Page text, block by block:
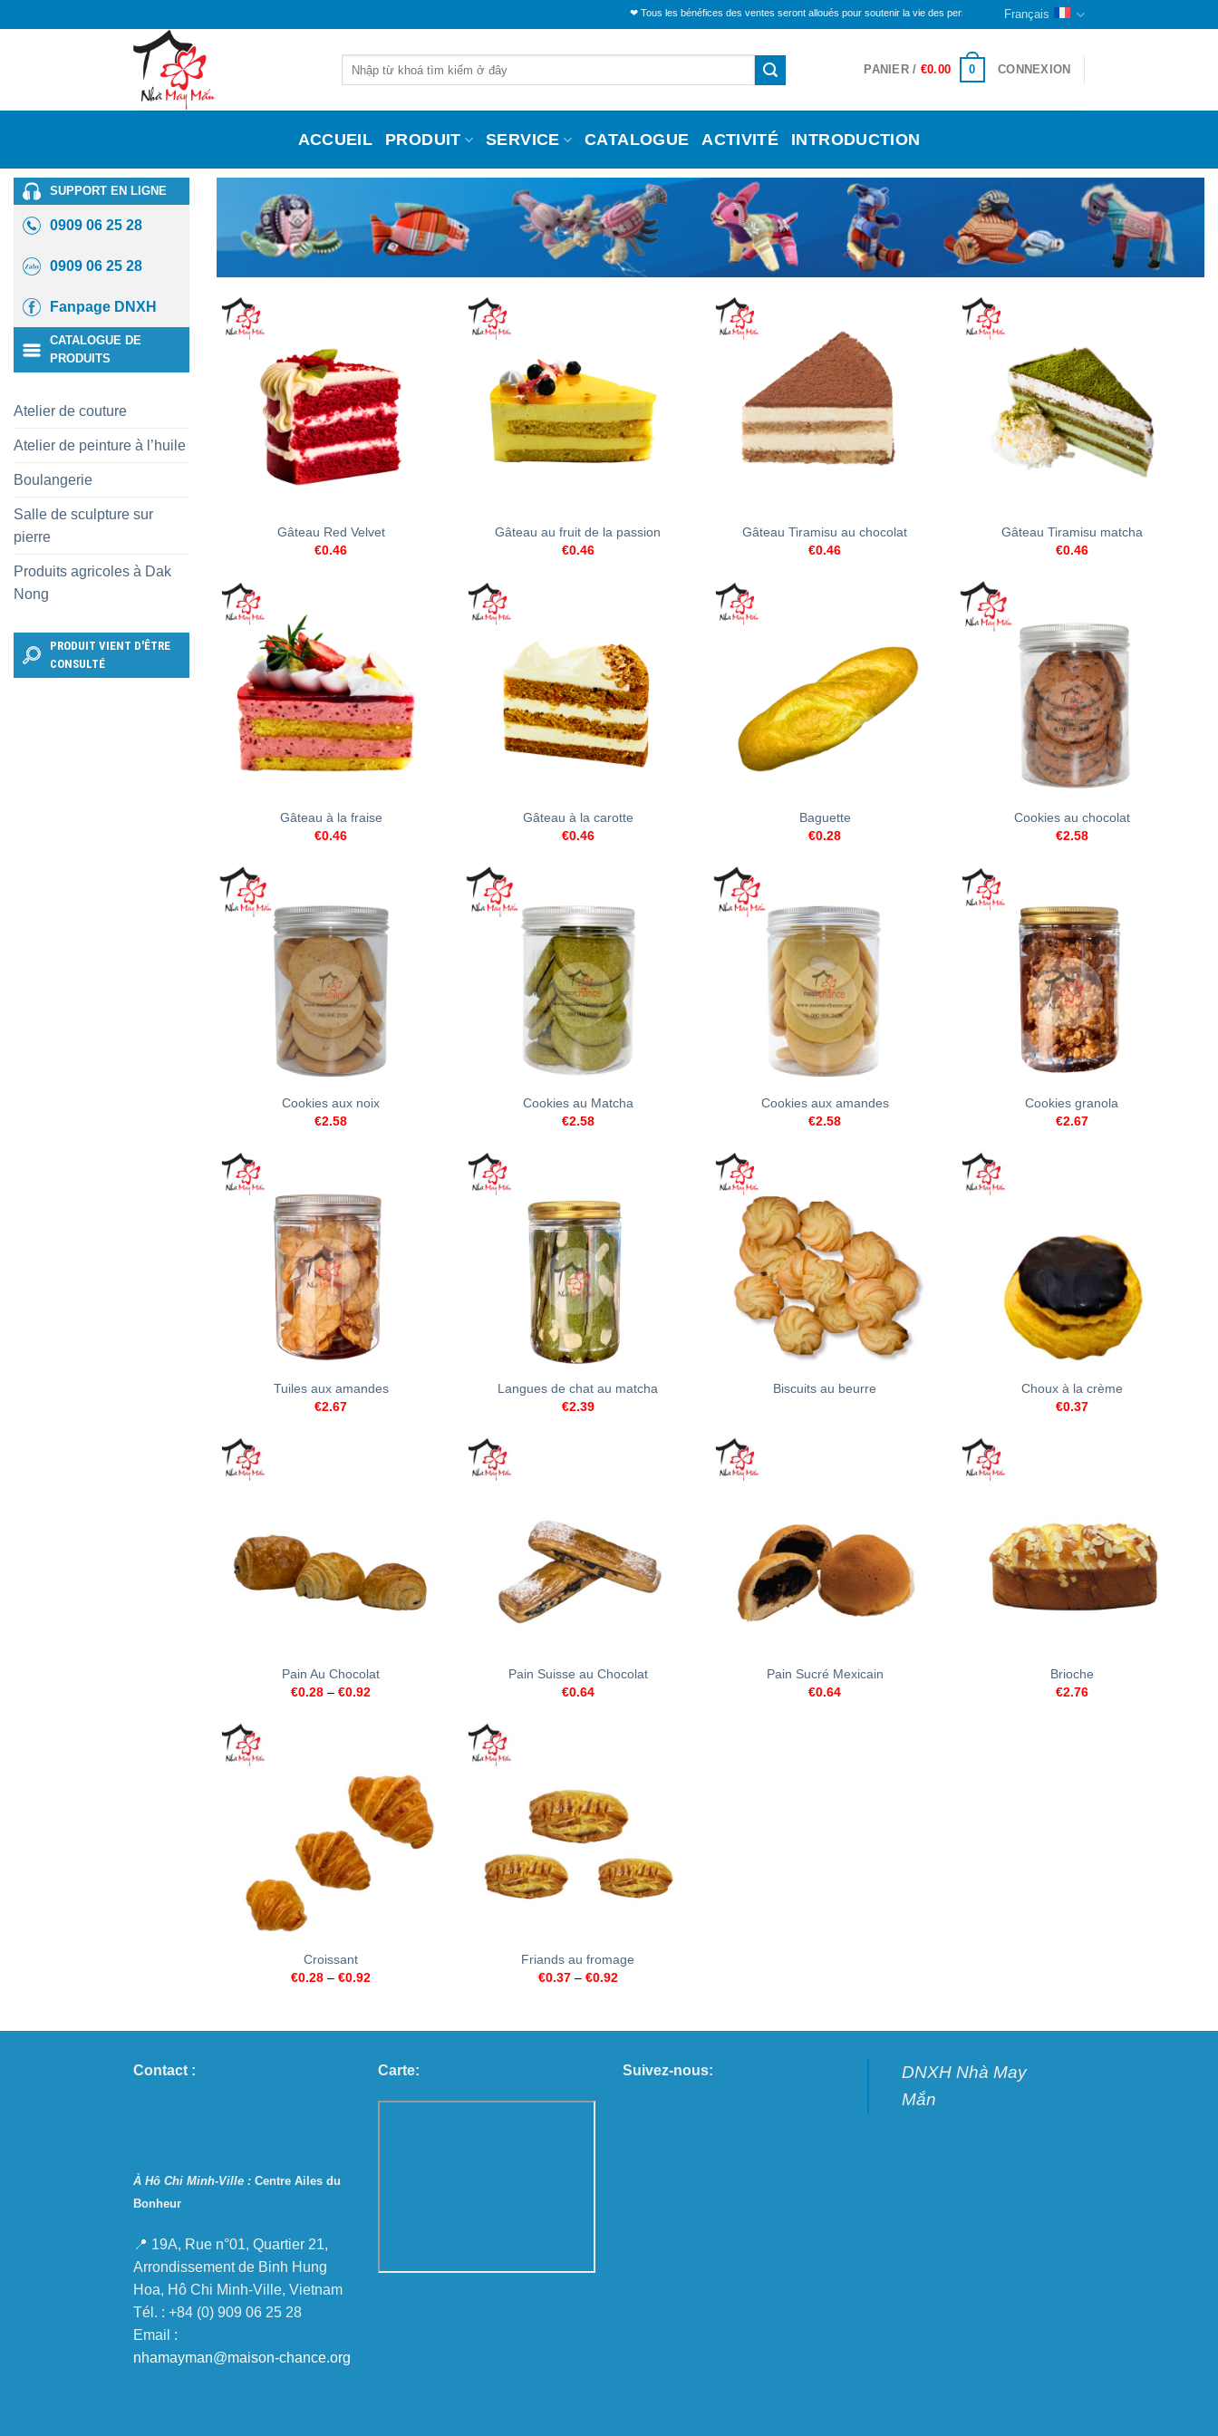
to
❤ Tous les bénéfices des ventes seront alloués pour soutenir la vie des personnes handicapées et des orphelins ici. La partie restante
Français
pour :
PANIER / €0.00 0 CONNEXION
ACCUEIL PRODUIT SERVICE CATALOGUE ACTIVITÉ INTRODUCTION
SUPPORT EN LIGNE
0909 06 25 28
0909 06 25 28
Fanpage DNXH
CATALOGUE DE
PRODUITS
Atelier de couture
Atelier de peinture à l’huile
Boulangerie
Salle de sculpture sur
pierre
Produits agricoles à Dak
Nong
PRODUIT VIENT D'ÊTRE
CONSULTÉ
Gâteau Red Velvet
€0.46
Gâteau au fruit de la passion
€0.46
Gâteau Tiramisu au chocolat
€0.46
Gâteau Tiramisu matcha
€0.46
Gâteau à la fraise
€0.46
Gâteau à la carotte
€0.46
Baguette
€0.28
Cookies au chocolat
€2.58
Cookies aux noix
€2.58
Cookies au Matcha
€2.58
Cookies aux amandes
€2.58
Cookies granola
€2.67
Tuiles aux amandes
€2.67
Langues de chat au matcha
€2.39
Biscuits au beurre
Choux à la crème
€0.37
Pain Au Chocolat
€0.28 –€0.92
Pain Suisse au Chocolat
€0.64
Pain Sucré Mexicain
€0.64
Brioche
€2.76
Croissant
€0.28 –€0.92
Friands au fromage
€0.37– €0.92
Contact :
À Hô Chi Minh-Ville : Centre Ailes du
Bonheur
📍 19A, Rue n°01, Quartier 21,
Arrondissement de Binh Hung
Hoa, Hô Chi Minh-Ville, Vietnam
Tél. : +84 (0) 909 06 25 28
Email :
nhamayman@maison-chance.org
Carte: Suivez-nous:
DNXH Nhà May
Mắn